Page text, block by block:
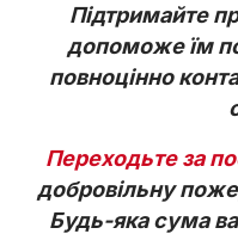
Підтримайте
допоможе їм
повноцінно
Переходьте за
добровільну
Будь-яка сума